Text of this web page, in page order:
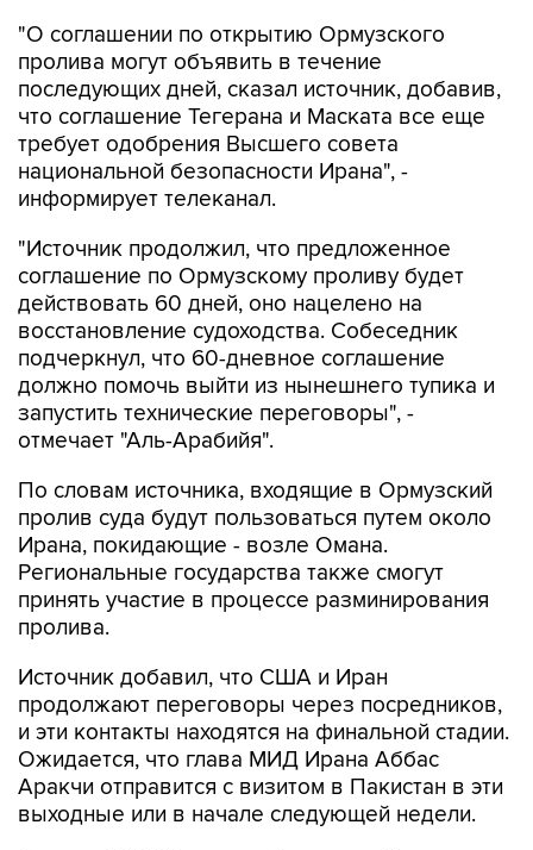
"О соглашении по открытию Ормузского
пролива могут объявить в течение
последующих дней, сказал источник, добавив,
что соглашение Тегерана и Маската все еще
требует одобрения Высшего совета
национальной безопасности Ирана", -
информирует телеканал.
"Источник продолжил, что предложенное
соглашение по Ормузскому проливу будет
действовать 60 дней, оно нацелено на
восстановление судоходства. Собеседник
подчеркнул, что 60-дневное соглашение
должно помочь выйти из нынешнего тупика и
запустить технические переговоры", -
отмечает "Аль-Арабийя".
По словам источника, входящие в Ормузский
пролив суда будут пользоваться путем около
Ирана, покидающие - возле Омана.
Региональные государства также смогут
принять участие в процессе разминирования
пролива.
Источник добавил, что США и Иран
продолжают переговоры через посредников,
и эти контакты находятся на финальной стадии.
Ожидается, что глава МИД Ирана Аббас
Аракчи отправится с визитом в Пакистан в эти
выходные или в начале следующей недели.